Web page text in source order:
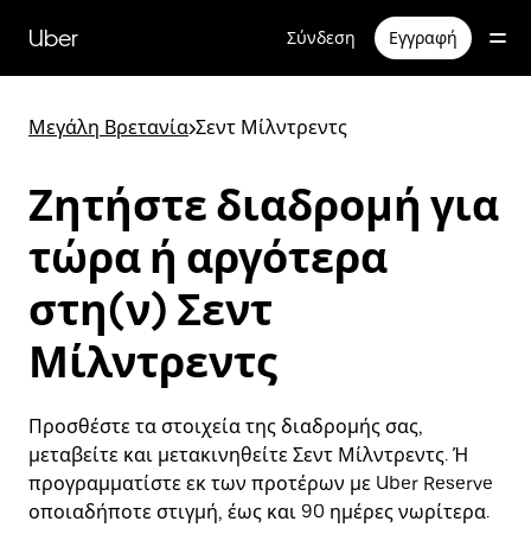
κύριο
περιεχόμενο
Uber Σύνδεση Εγγραφή
Μεγάλη Βρετανία>Σεντ Μίλντρεντς
Ζητήστε διαδρομή για
τώρα ή αργότερα
στη(ν) Σεντ
Μίλντρεντς
Προσθέστε τα στοιχεία της διαδρομής σας,
μεταβείτε και μετακινηθείτε Σεντ Μίλντρεντς. Ή
προγραμματίστε εκ των προτέρων με Uber Reserve
οποιαδήποτε στιγμή, έως και 90 ημέρες νωρίτερα.